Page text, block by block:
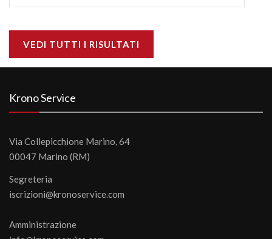
VEDI TUTTI I RISULTATI
Krono Service
Via Collepicchione Marino, 64
00047 Marino (RM)
Segreteria
iscrizioni@kronoservice.com
Amministrazione